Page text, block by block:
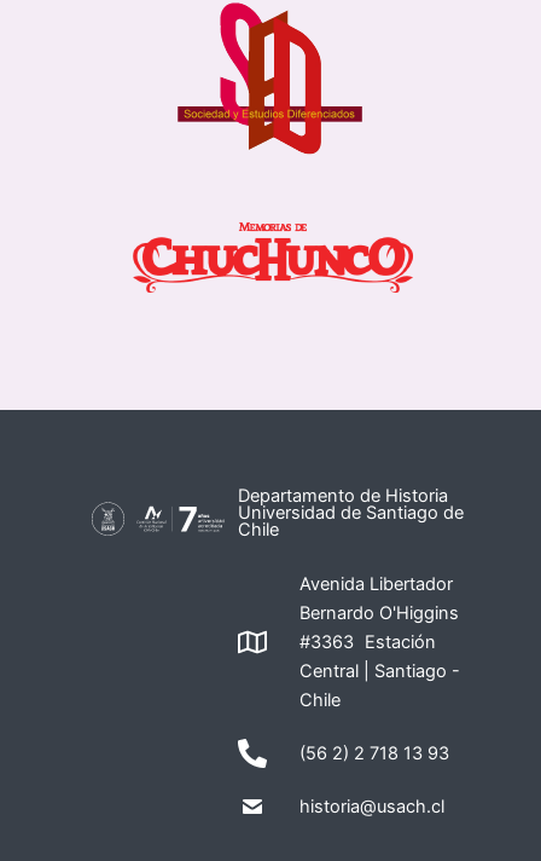
Departamento de Historia
Universidad de Santiago de
Chile
Avenida Libertador
Bernardo O'Higgins
#3363 Estación
Central | Santiago -
Chile
(56 2) 2 718 13 93
historia@usach.cl